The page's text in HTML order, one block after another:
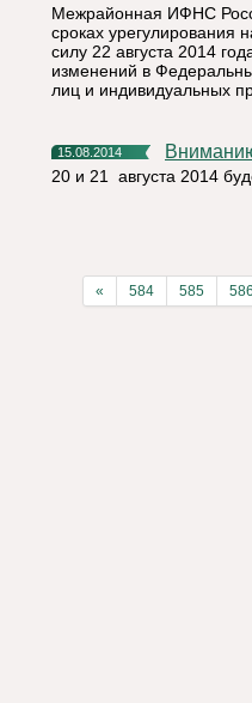
Межрайонная ИФНС
сроках урегулирования
силу 22 августа 2014
изменений в
лиц и индивидуальных
15.08.2014
20 и 21 августа 2014
« 584 585